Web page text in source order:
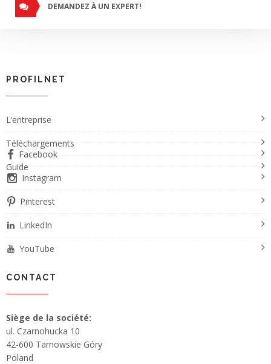
DEMANDEZ À UN EXPERT!
PROFILNET
L’entreprise
Téléchargements
Guide
Facebook
Instagram
Pinterest
LinkedIn
YouTube
CONTACT
Siège de la société:
ul. Czarnohucka 10
42-600 Tarnowskie Góry
Poland